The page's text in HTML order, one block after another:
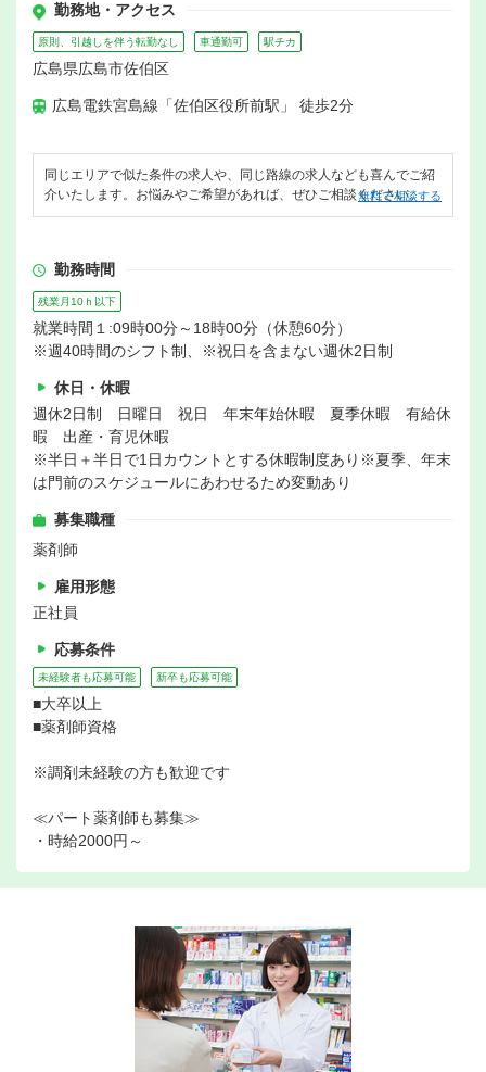
勤務地・アクセス
原則、引越しを伴う転勤なし 車通勤可 駅チカ
広島県広島市佐伯区
広島電鉄宮島線「佐伯区役所前駅」 徒歩2分
同じエリアで似た条件の求人や、同じ路線の求人なども喜んでご紹
介いたします。お悩みやご希望があれば、ぜひご相談ください。
無料で相談する
勤務時間
残業月10ｈ以下
就業時間１:09時00分～18時00分（休憩60分）
※週40時間のシフト制、※祝日を含まない週休2日制
休日・休暇
週休2日制 日曜日 祝日 年末年始休暇 夏季休暇 有給休
暇 出産・育児休暇
※半日＋半日で1日カウントとする休暇制度あり※夏季、年末
は門前のスケジュールにあわせるため変動あり
募集職種
薬剤師
雇用形態
正社員
応募条件
未経験者も応募可能 新卒も応募可能
■大卒以上
■薬剤師資格
※調剤未経験の方も歓迎です
≪パート薬剤師も募集≫
・時給2000円～